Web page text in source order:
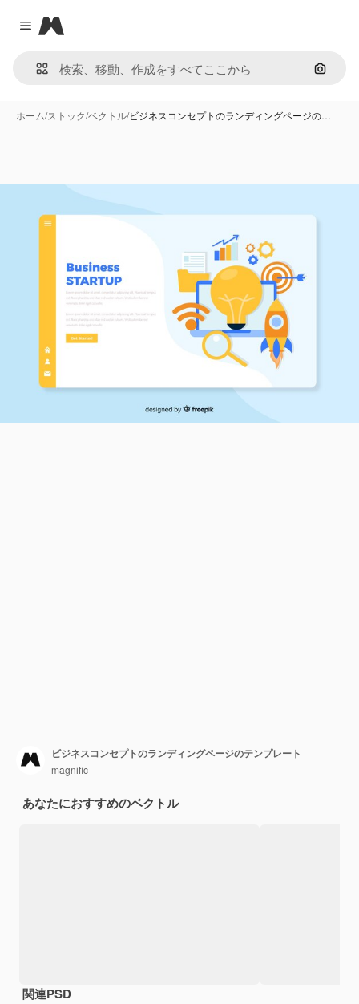
Close menu
Magnific
画像で
ホーム/ストック/ベクトル/ビジネスコンセプトのランディングページの…
ビジネスコンセプトのランディングページのテンプレート
magnific
あなたにおすすめのベクトル
関連PSD